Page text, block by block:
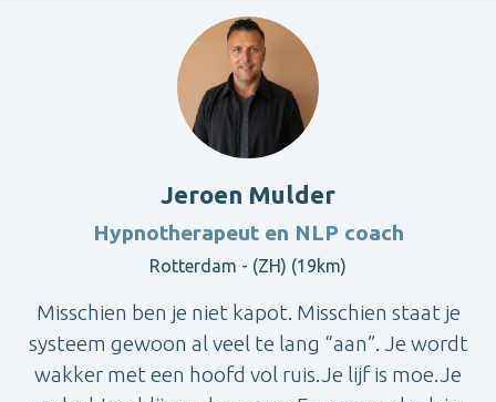
Jeroen Mulder
Hypnotherapeut en NLP coach
Rotterdam - (ZH) (19km)
Misschien ben je niet kapot. Misschien staat je
systeem gewoon al veel te lang “aan”. Je wordt
wakker met een hoofd vol ruis.Je lijf is moe.Je